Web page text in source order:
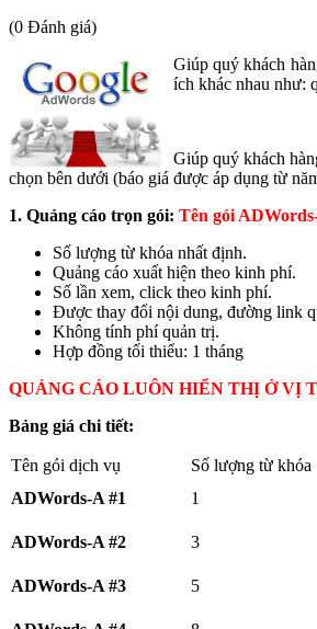
(0 Đánh giá)
Giúp quý khách
ích khác nhau như:
Giúp quý khách
chọn bên dưới (báo giá được áp dụng từ
1. Quảng cáo trọn gói: Tên gói
Số lượng từ khóa nhất định.
Quảng cáo xuất hiện theo kinh phí.
Số lần xem, click theo kinh phí.
Được thay đổi nội dung, đường link
Không tính phí quản trị.
Hợp đồng tối thiểu: 1 tháng
QUẢNG CÁO LUÔN HIỂN THỊ Ở VỊ
Bảng giá chi tiết:
Tên gói dịch vụ Số lượng từ khóa
ADWords-A #1
1
ADWords-A #2 3
ADWords-A #3 5